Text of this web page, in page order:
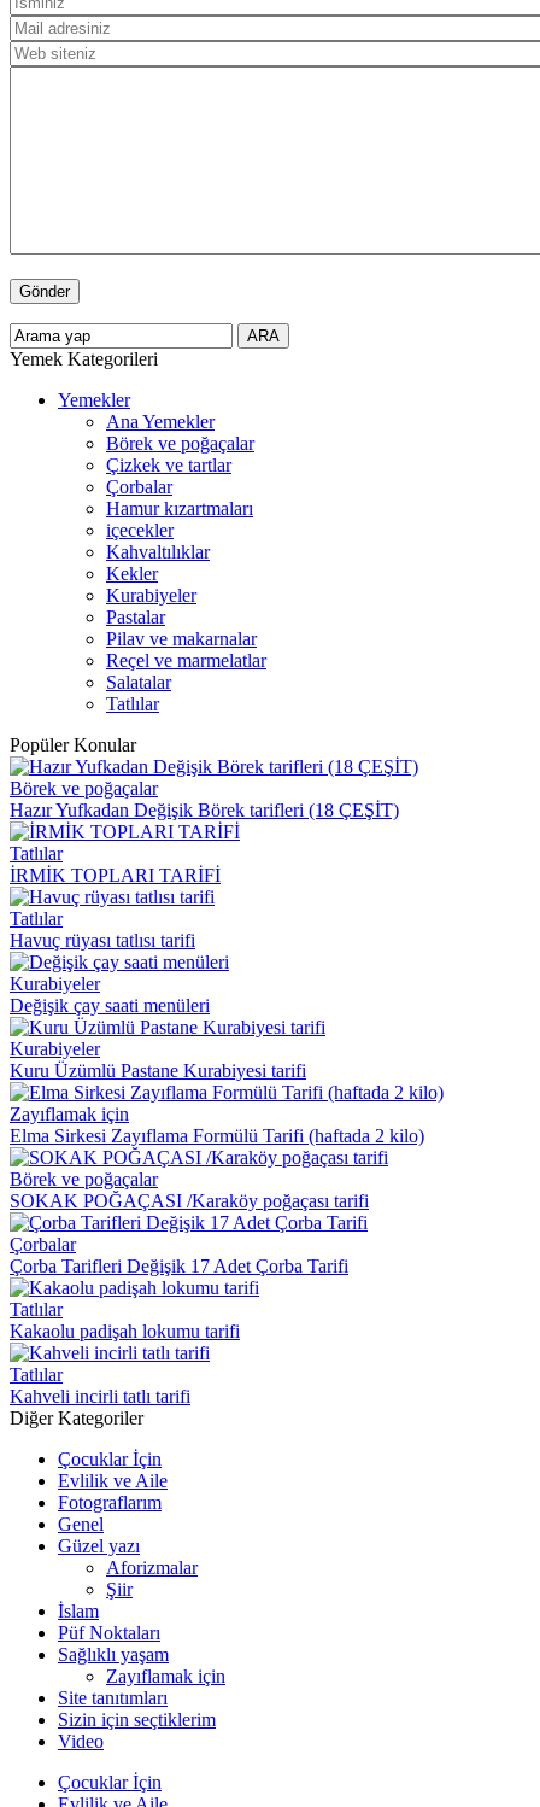
Yemek Kategorileri
Yemekler
Ana Yemekler
Börek ve poğaçalar
Çizkek ve tartlar
Çorbalar
Hamur kızartmaları
içecekler
Kahvaltılıklar
Kekler
Kurabiyeler
Pastalar
Pilav ve makarnalar
Reçel ve marmelatlar
Salatalar
Tatlılar
Popüler Konular
Börek ve poğaçalar
Hazır Yufkadan Değişik Börek tarifleri (18 ÇEŞİT)
Tatlılar
İRMİK TOPLARI TARİFİ
Tatlılar
Havuç rüyası tatlısı tarifi
Kurabiyeler
Değişik çay saati menüleri
Kurabiyeler
Kuru Üzümlü Pastane Kurabiyesi tarifi
Zayıflamak için
Elma Sirkesi Zayıflama Formülü Tarifi (haftada 2 kilo)
Börek ve poğaçalar
SOKAK POĞAÇASI /Karaköy poğaçası tarifi
Çorbalar
Çorba Tarifleri Değişik 17 Adet Çorba Tarifi
Tatlılar
Kakaolu padişah lokumu tarifi
Tatlılar
Kahveli incirli tatlı tarifi
Diğer Kategoriler
Çocuklar İçin
Evlilik ve Aile
Fotograflarım
Genel
Güzel yazı
Aforizmalar
Şiir
İslam
Püf Noktaları
Sağlıklı yaşam
Zayıflamak için
Site tanıtımları
Sizin için seçtiklerim
Video
Çocuklar İçin